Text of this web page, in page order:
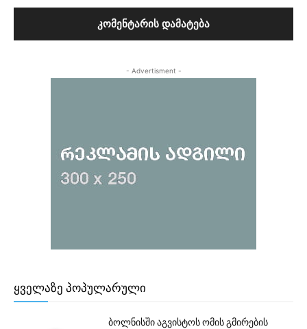
- Advertisment -
ᲧᲕᲔᲚᲐᲖᲔ ᲞᲝᲞᲣᲚᲐᲠᲣᲚᲘ
ბოლნისში აგვისტოს ომის გმირების